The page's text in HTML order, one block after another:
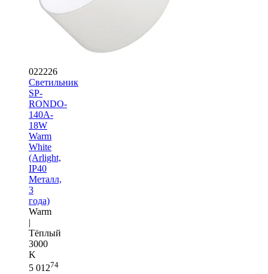
022226
Светильник
SP-
RONDO-
140A-
18W
Warm
White
(Arlight,
IP40
Металл,
3
года)
Warm
|
Тёплый
3000
K
5 01274